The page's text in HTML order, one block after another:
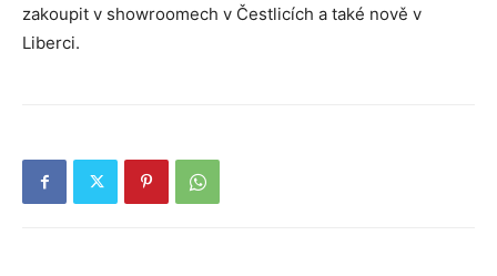
zakoupit v showroomech v Čestlicích a také nově v
Liberci.